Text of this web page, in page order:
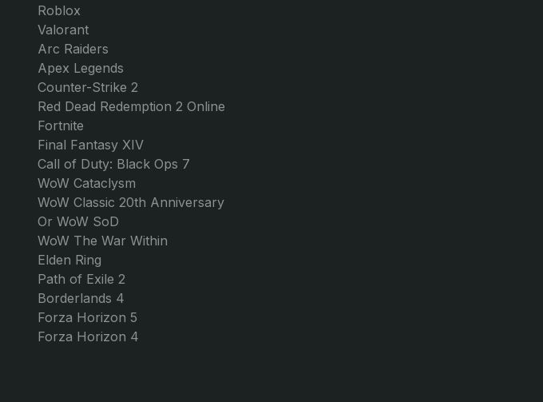
Roblox
Valorant
Arc Raiders
Apex Legends
Counter-Strike 2
Red Dead Redemption 2 Online
Fortnite
Final Fantasy XIV
Call of Duty: Black Ops 7
WoW Cataclysm
WoW Classic 20th Anniversary
Or WoW SoD
WoW The War Within
Elden Ring
Path of Exile 2
Borderlands 4
Forza Horizon 5
Forza Horizon 4